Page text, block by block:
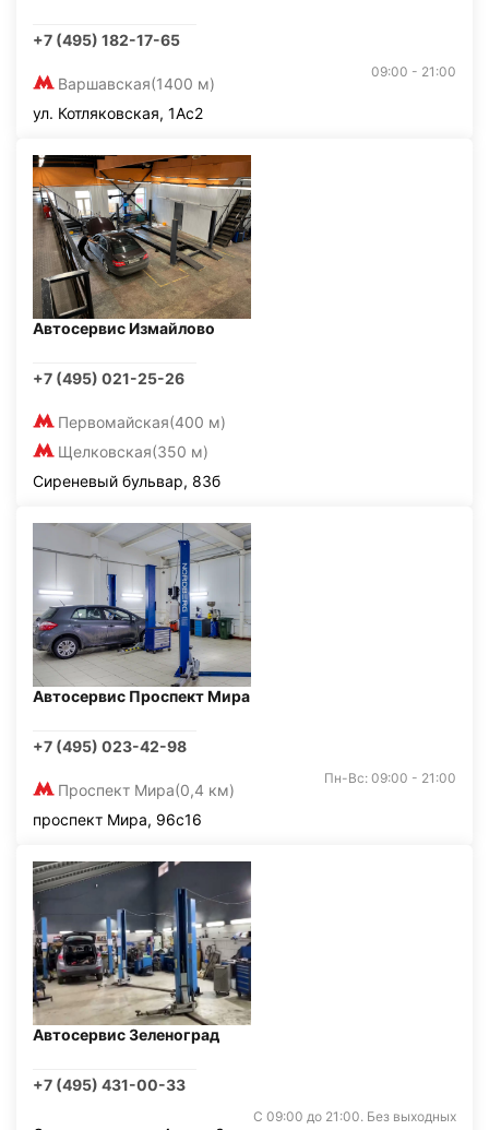
+7 (495) 182-17-65
Варшавская(1400 м)
09:00 - 21:00
ул. Котляковская, 1Ас2
Автосервис Измайлово
+7 (495) 021-25-26
Первомайская(400 м)
Щелковская(350 м)
Сиреневый бульвар, 83б
Автосервис Проспект Мира
+7 (495) 023-42-98
Проспект Мира(0,4 км)
Пн-Вс: 09:00 - 21:00
проспект Мира, 96с16
Автосервис Зеленоград
+7 (495) 431-00-33
С 09:00 до 21:00. Без выходных